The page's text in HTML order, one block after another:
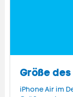
Größe
iPhone Air im